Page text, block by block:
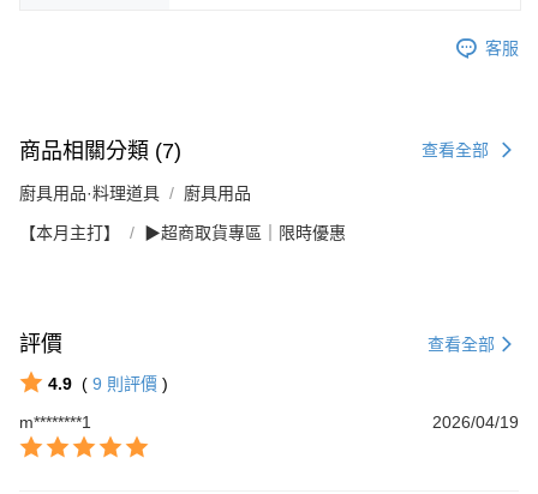
客服
商品相關分類 (7) 查看全部
廚具用品·料理道具 廚具用品
【本月主打】 ▶超商取貨專區｜限時優惠
評價 查看全部
4.9 ( 9 則評價 )
m********1
2026/04/19